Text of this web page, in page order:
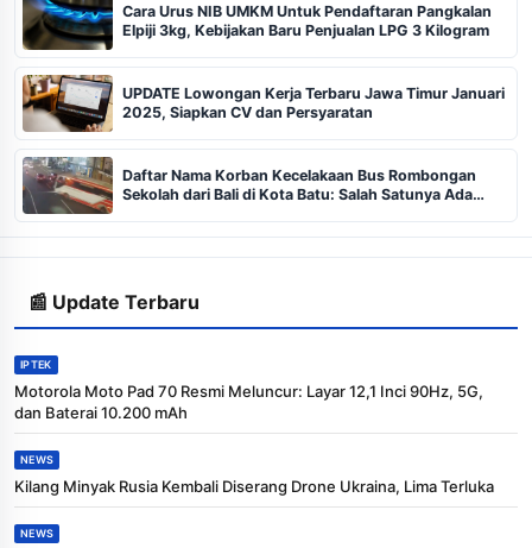
Cara Urus NIB UMKM Untuk Pendaftaran Pangkalan
Elpiji 3kg, Kebijakan Baru Penjualan LPG 3 Kilogram
UPDATE Lowongan Kerja Terbaru Jawa Timur Januari
2025, Siapkan CV dan Persyaratan
Daftar Nama Korban Kecelakaan Bus Rombongan
Sekolah dari Bali di Kota Batu: Salah Satunya Ada
📰 Update Terbaru
IPTEK
Motorola Moto Pad 70 Resmi Meluncur: Layar 12,1 Inci 90Hz, 5G,
dan Baterai 10.200 mAh
NEWS
Kilang Minyak Rusia Kembali Diserang Drone Ukraina, Lima Terluka
NEWS